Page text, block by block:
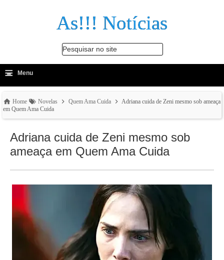
As!!! Notícias
Pesquisar no site
-
≡ Menu
Home Novelas Quem Ama Cuida
Adriana cuida de Zeni mesmo sob ameaça
em Quem Ama Cuida
Adriana cuida de Zeni mesmo sob
ameaça em Quem Ama Cuida